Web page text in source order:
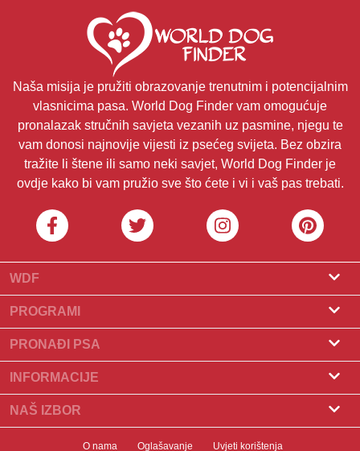
Naša misija je pružiti obrazovanje trenutnim i potencijalnim
vlasnicima pasa. World Dog Finder vam omogućuje
pronalazak stručnih savjeta vezanih uz pasmine, njegu te
vam donosi najnovije vijesti iz psećeg svijeta. Bez obzira
tražite li štene ili samo neki savjet, World Dog Finder je
ovdje kako bi vam pružio sve što ćete i vi i vaš pas trebati.
WDF
O nama
Što je World Dog Finder
Koje saveze prihvaćamo?
Kontakt
Naši partneri
PROGRAMI
Program za uzgajivače
Program za groomere
PRONAĐI PSA
Pronađite uzgajivača
Psi na prodaju
Pronađite leglo
INFORMACIJE
Pasmine
Popularni članci
NAŠ IZBOR
O nama Oglašavanje Uvjeti korištenja